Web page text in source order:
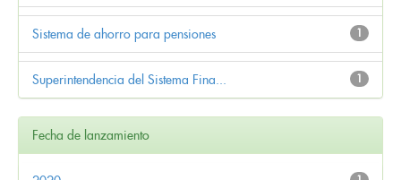
1
Sistema de ahorro para pensiones
1
Superintendencia del Sistema Fina...
Fecha de lanzamiento